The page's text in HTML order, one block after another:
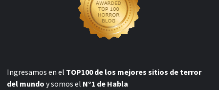
Ingresamos en el TOP100 de los mejores sitios de terror
del mundo y somos el N°1 de Habla